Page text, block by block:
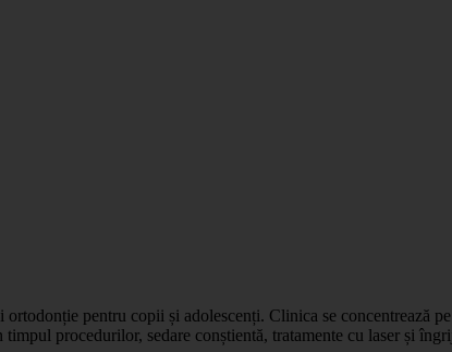
pentru copii și adolescenți. Clinica se concentrează
procedurilor, sedare conștientă, tratamente cu laser și